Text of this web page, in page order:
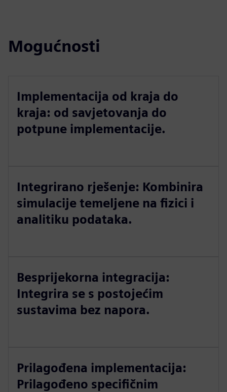
Mogućnosti
Implementacija od kraja do
kraja: od savjetovanja do
potpune implementacije.
Integrirano rješenje: Kombinira
simulacije temeljene na fizici i
analitiku podataka.
Besprijekorna integracija:
Integrira se s postojećim
sustavima bez napora.
Prilagođena implementacija:
Prilagođeno specifičnim